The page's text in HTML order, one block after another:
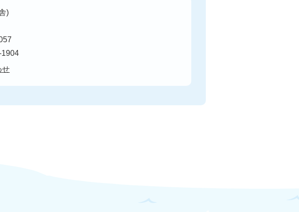
)
1904
せ